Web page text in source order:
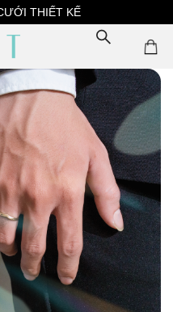
THIẾT KẾ